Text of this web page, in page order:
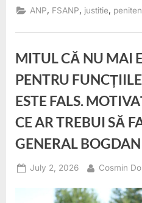
adjuncți
SDRP
mai
cerut
reguli
corecte
pentru
și
un
interviu
care
testeze
competența
ANP, FSANP, justitie,
MITUL CĂ NU MAI
PENTRU
ESTE FALS.
CE AR TREBUI SĂ
GENERAL
Posted
July 2, 2026 By
Cosmin